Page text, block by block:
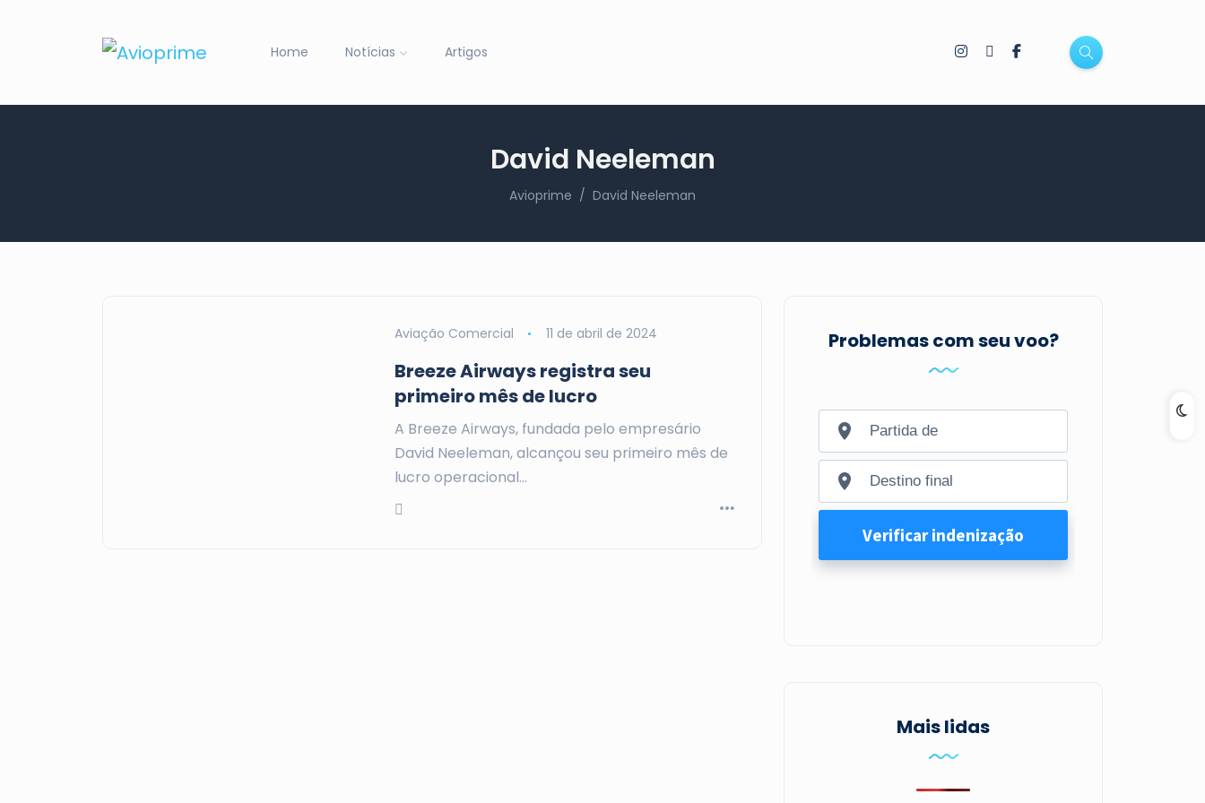
Home Notícias Artigos
David Neeleman
Avioprime David Neeleman
Aviação Comercial 11 de abril de 2024
Breeze Airways registra seu
primeiro mês de lucro
A Breeze Airways, fundada pelo empresário
David Neeleman, alcançou seu primeiro mês de
lucro operacional…
Problemas com seu voo?
Mais lidas